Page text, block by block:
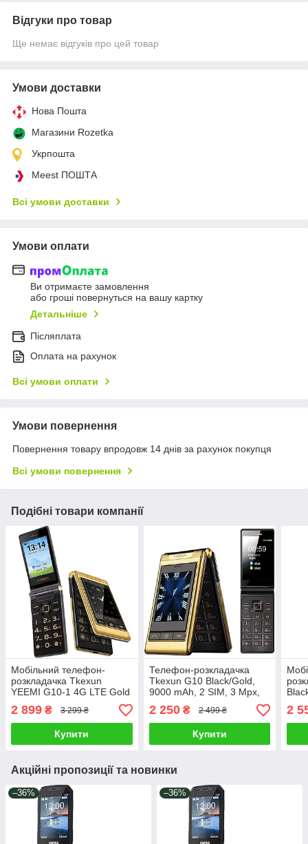
Відгуки про товар
Ще немає відгуків про цей товар
Умови доставки
Нова Пошта
Магазини Rozetka
Укрпошта
Meest ПОШТА
Всі умови доставки
Умови оплати
Ви отримаєте замовлення
або гроші повернуться на вашу картку
Детальніше
Післяплата
Оплата на рахунок
Всі умови оплати
Умови повернення
Повернення товару впродовж 14 днів за рахунок покупця
Всі умови повернення
Подібні товари компанії
Мобільний телефон-
розкладачка Tkexun
YEEMI G10-1 4G LTE Gold
Гучний бабушкофон для
літніх людей
2 899 ₴ 3 299 ₴
Купити
Телефон-розкладачка
Tkexun G10 Black/Gold,
9000 mAh, 2 SIM, 3 Mpx,
Гучний, сенсорний
дисплей 3" (Yeemi G10)
2 250₴ 2 499 ₴
Купити
2
Акційні пропозиції та новинки
–36% –36%